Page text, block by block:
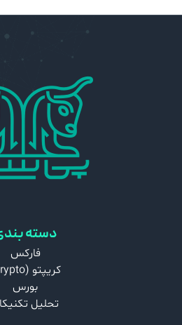
دسته
فارکس
کریپتو (Crypto)
بورس
تحلیل